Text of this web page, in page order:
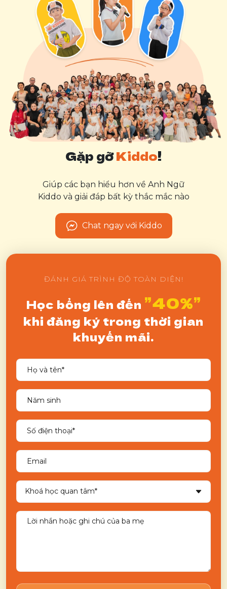
Gặp gỡKiddo!
Giúp các bạn hiểu hơn về Anh Ngữ
Kiddo và giải đáp bất kỳ thắc mắc nào
Chat ngay với Kiddo
ĐÁNH GIÁ TRÌNH ĐỘ TOÀN DIỆN!
Học bổng lên đến ”40%”
khi đăng ký trong thời gian
khuyến mãi.